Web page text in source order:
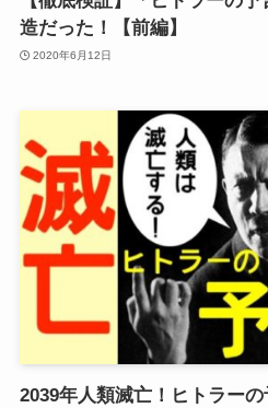
造だった！【前編】
2020年6月12日
2039年人類滅亡！ヒトラー